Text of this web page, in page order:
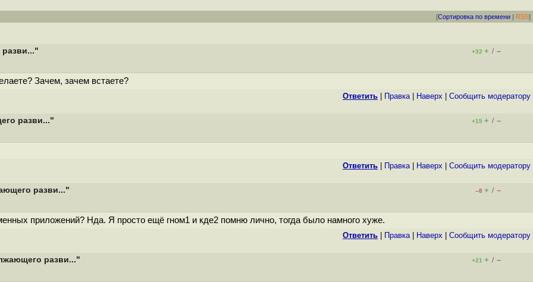
[Сортировка по времени | RSS]
+32 + / –
Зачем, зачем встаете?
Ответить Правка| Наверх Cообщить модератору
разви..." +15 + / –
Ответить Правка| Наверх Cообщить модератору
разви..." –8 + / –
приложений? Нда. Я просто ещё гном1 и кде2 помню лично, тогда было намного хуже.
Ответить Правка| Наверх Cообщить модератору
разви..." +21 + / –